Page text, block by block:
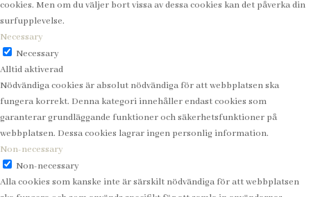
cookies. Men om du väljer bort vissa av dessa cookies kan det påverka din
surfupplevelse.
Necessary
Necessary
Alltid aktiverad
Nödvändiga cookies är absolut nödvändiga för att webbplatsen ska
fungera korrekt. Denna kategori innehåller endast cookies som
garanterar grundläggande funktioner och säkerhetsfunktioner på
webbplatsen. Dessa cookies lagrar ingen personlig information.
Non-necessary
Non-necessary
Alla cookies som kanske inte är särskilt nödvändiga för att webbplatsen